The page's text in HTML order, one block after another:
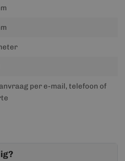
per e-mail, telefoon of